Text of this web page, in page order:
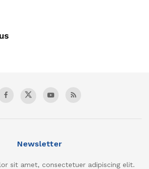
Newsletter
sit amet, consectetuer adipiscing elit.